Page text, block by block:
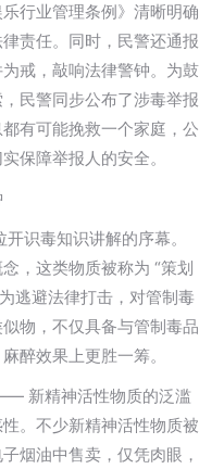
行业管理条例》清晰明确
责任。同时，民警还通报
戒，敲响法律警钟。为鼓
民警同步公布了涉毒举报
有可能挽救一个家庭，公
保障举报人的安全。
识毒知识讲解的序幕。
，这类物质被称为 “策划
逃避法律打击，对管制毒
物，不仅具备与管制毒品
醉效果上更胜一筹。
新精神活性物质的泛滥
。不少新精神活性物质被
烟油中售卖，仅凭肉眼，